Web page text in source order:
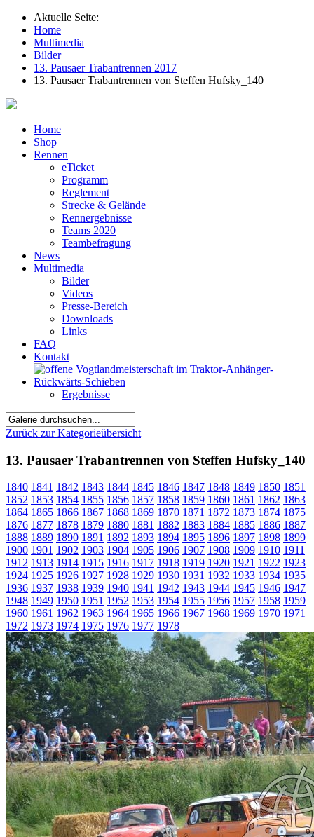
Aktuelle Seite:
Home
Multimedia
Bilder
13. Pausaer Trabantrennen 2017
13. Pausaer Trabantrennen von Steffen Hufsky_140
Home
Shop
Rennen
eTicket
Programm
Reglement
Strecke & Gelände
Rennergebnisse
Teams 2020
Teambefragung
News
Multimedia
Bilder
Videos
Presse-Bereich
Downloads
Links
FAQ
Kontakt
Ergebnisse
Zurück zur Kategorieübersicht
13. Pausaer Trabantrennen von Steffen Hufsky_140
1840 1841 1842 1843 1844 1845 1846 1847 1848 1849 1850 1851
1852 1853 1854 1855 1856 1857 1858 1859 1860 1861 1862 1863
1864 1865 1866 1867 1868 1869 1870 1871 1872 1873 1874 1875
1876 1877 1878 1879 1880 1881 1882 1883 1884 1885 1886 1887
1888 1889 1890 1891 1892 1893 1894 1895 1896 1897 1898 1899
1900 1901 1902 1903 1904 1905 1906 1907 1908 1909 1910 1911
1912 1913 1914 1915 1916 1917 1918 1919 1920 1921 1922 1923
1924 1925 1926 1927 1928 1929 1930 1931 1932 1933 1934 1935
1936 1937 1938 1939 1940 1941 1942 1943 1944 1945 1946 1947
1948 1949 1950 1951 1952 1953 1954 1955 1956 1957 1958 1959
1960 1961 1962 1963 1964 1965 1966 1967 1968 1969 1970 1971
1972 1973 1974 1975 1976 1977 1978